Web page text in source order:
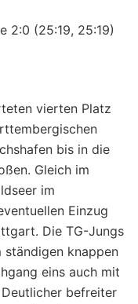
2:0 (25:19, 25:19)
vierten Platz
bis in die
Gleich im
im
Einzug
Die TG-Jungs
ständigen knappen
eins auch mit
befreiter